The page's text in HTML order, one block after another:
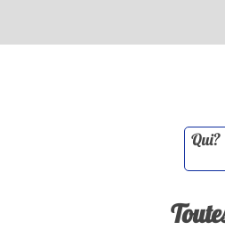
Qui?